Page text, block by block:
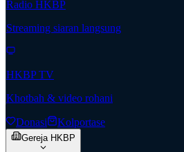
Radio HKBP
Streaming siaran langsung
HKBP TV
Khotbah & video rohani
Donasi Kolportase
Gereja HKBP